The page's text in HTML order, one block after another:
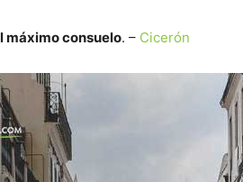
máximo consuelo. – Cicerón